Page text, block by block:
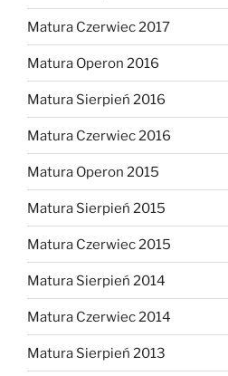
Matura Czerwiec 2017
Matura Operon 2016
Matura Sierpień 2016
Matura Czerwiec 2016
Matura Operon 2015
Matura Sierpień 2015
Matura Czerwiec 2015
Matura Sierpień 2014
Matura Czerwiec 2014
Matura Sierpień 2013